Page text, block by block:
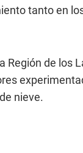
tanto en
Región de los
nieve.